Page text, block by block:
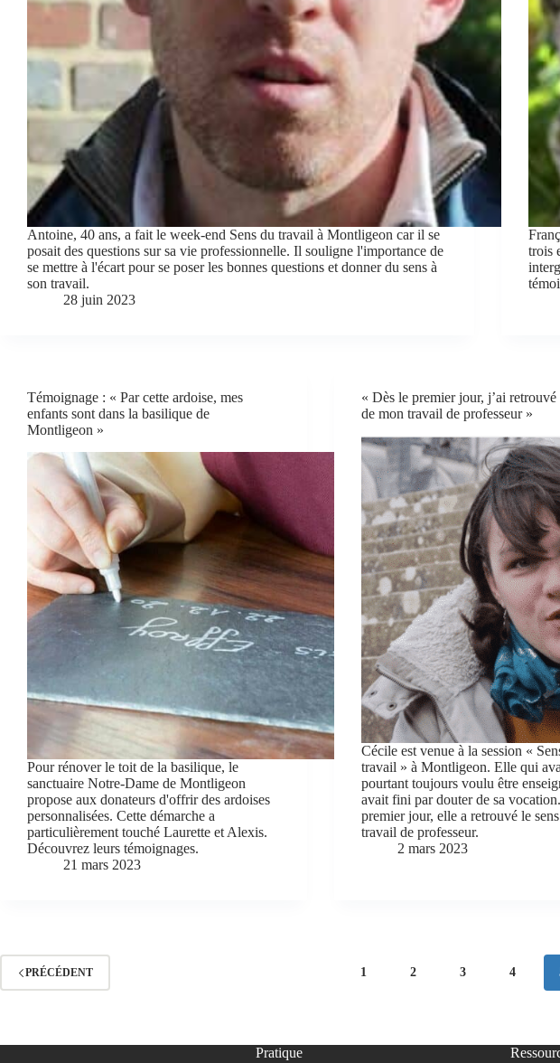
Antoine, 40 ans, a fait le week-end Sens du travail à Montligeon car il se
posait des questions sur sa vie professionnelle. Il souligne l'importance de
se mettre à l'écart pour se poser les bonnes questions et donner du sens à
son travail.
28 juin 2023
trois
Témoignage : « Par cette ardoise, mes
enfants sont dans la basilique de
Montligeon »
Pour rénover le toit de la basilique, le
sanctuaire Notre-Dame de Montligeon
propose aux donateurs d'offrir des ardoises
personnalisées. Cette démarche a
particulièrement touché Laurette et Alexis.
Découvrez leurs témoignages.
21 mars 2023
« Dès le premier jour, j’ai retrouvé
de mon travail de professeur »
Cécile est venue à la session «
travail » à Montligeon. Elle qui
pourtant toujours voulu être
avait fini par douter de sa
premier jour, elle a retrouvé le
travail de professeur.
2 mars 2023
PRÉCÉDENT 1 2 3 4
Pratique